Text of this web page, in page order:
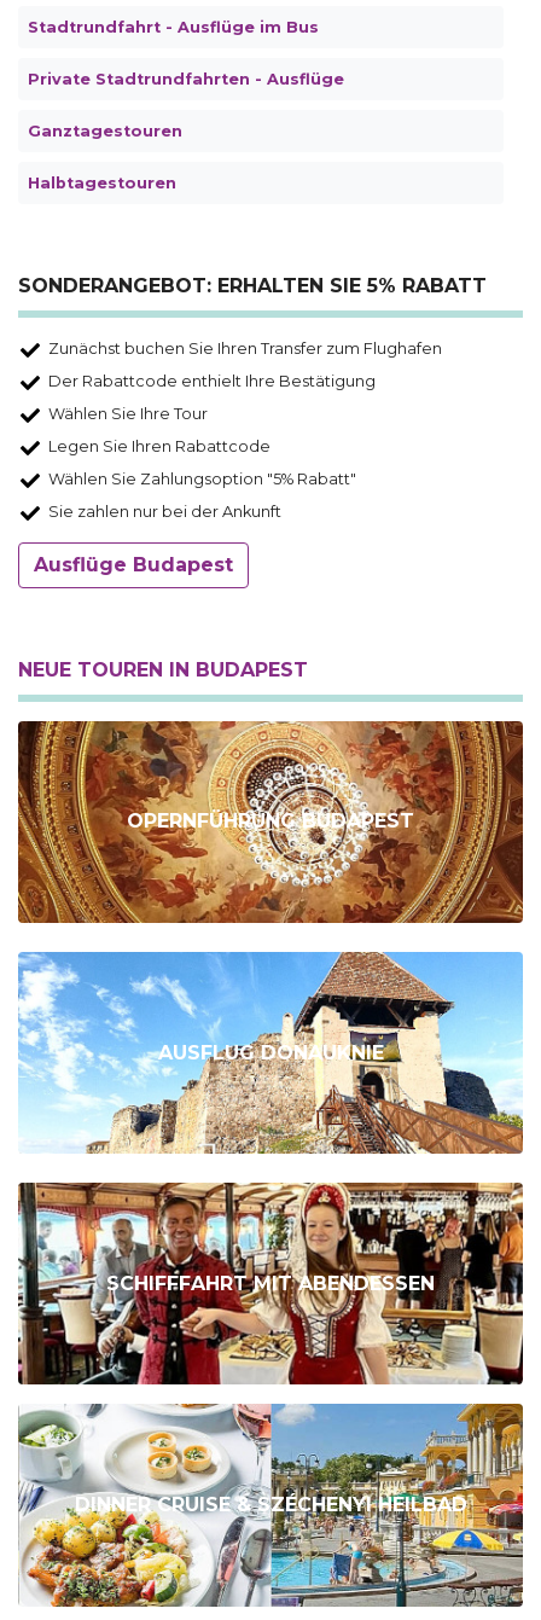
Stadtrundfahrt - Ausflüge im Bus
Private Stadtrundfahrten - Ausflüge
Ganztagestouren
Halbtagestouren
SONDERANGEBOT: ERHALTEN SIE 5% RABATT
Zunächst buchen Sie Ihren Transfer zum Flughafen
Der Rabattcode enthielt Ihre Bestätigung
Wählen Sie Ihre Tour
Legen Sie Ihren Rabattcode
Wählen Sie Zahlungsoption "5% Rabatt"
Sie zahlen nur bei der Ankunft
Ausflüge Budapest
NEUE TOUREN IN BUDAPEST
OPERNFÜHRUNG BUDAPEST
AUSFLUG DONAUKNIE
SCHIFFFAHRT MIT ABENDESSEN
DINNER CRUISE & SZÉCHENYI HEILBAD